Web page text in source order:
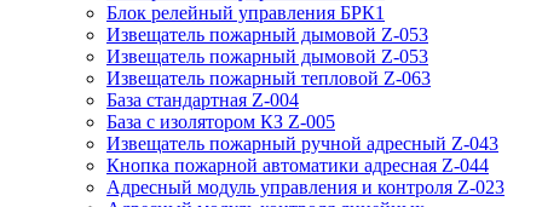
Блок релейный управления БРК1
Извещатель пожарный дымовой Z-053
Извещатель пожарный дымовой Z-053
Извещатель пожарный тепловой Z-063
База стандартная Z-004
База с изолятором КЗ Z-005
Извещатель пожарный ручной адресный Z-043
Кнопка пожарной автоматики адресная Z-044
Адресный модуль управления и контроля Z-023